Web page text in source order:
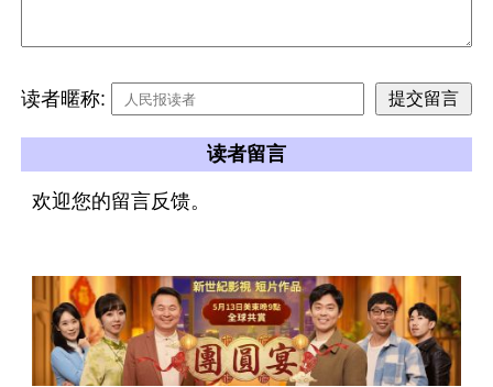
读者暱称:
读者留言
欢迎您的留言反馈。